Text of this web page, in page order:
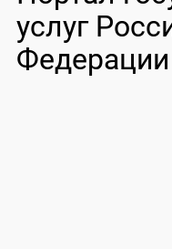
услуг
Федерации